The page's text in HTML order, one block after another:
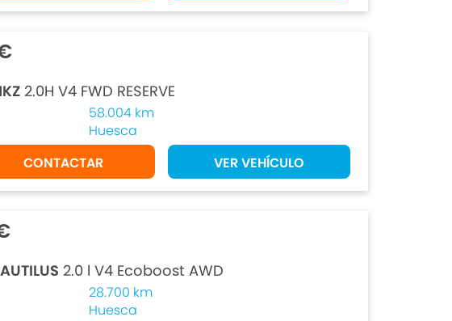
2.0H V4 FWD RESERVE
58.004 km
Huesca
CONTACTAR
VER VEHÍCULO
2.0 l V4 Ecoboost AWD
28.700 km
Huesca